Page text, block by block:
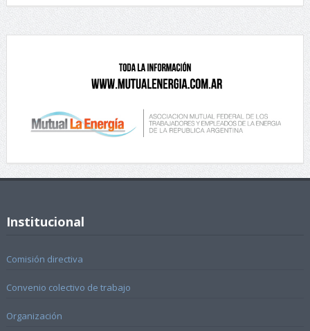
Institucional
Comisión directiva
Convenio colectivo de trabajo
Organización